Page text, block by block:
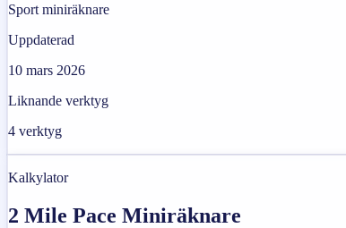
Sport miniräknare
Uppdaterad
10 mars 2026
Liknande verktyg
4 verktyg
Kalkylator
2 Mile Pace Miniräknare